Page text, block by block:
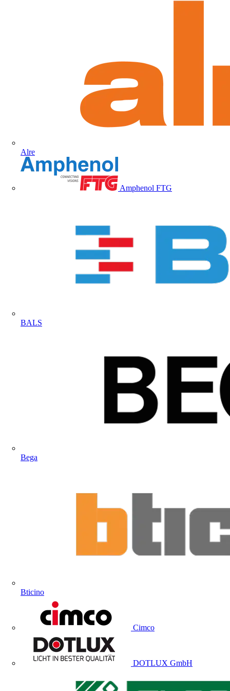
Alre
Amphenol FTG
BALS
Bega
Bticino
Cimco
DOTLUX GmbH